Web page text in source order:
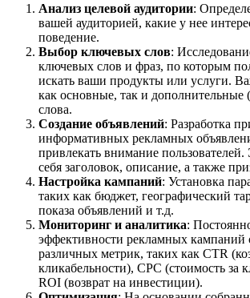
Анализ целевой аудитории:
вашей аудиторией, какие у нее
поведение.
Выбор ключевых слов:
ключевых слов и фраз, по которым
искать ваши продукты или услуги.
как основные, так и дополнительные
слова.
Создание объявлений: Разработка
информативных рекламных
привлекать внимание пользователей.
себя заголовок, описание, а также
Настройка кампаний: Установка
таких как бюджет, географический
показа объявлений и т.д.
Мониторинг и аналитика:
эффективности рекламных
различных метрик, таких как CTR
кликабельности), CPC (стоимость за
ROI (возврат на инвестиции).